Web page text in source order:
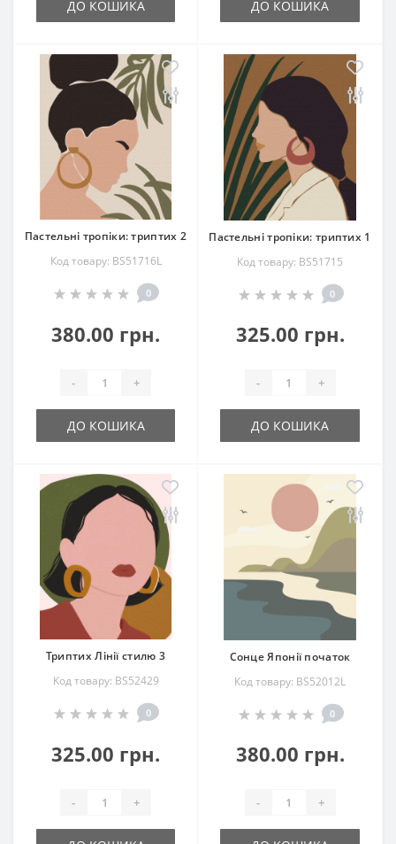
ДО КОШИКА ДО КОШИКА
Пастельні тропіки: триптих 2
Код товару: BS51716L
0
380.00 грн.
- +
ДО КОШИКА
Пастельні тропіки: триптих 1
Код товару: BS51715
0
325.00 грн.
- +
ДО КОШИКА
Триптих Лінії стилю 3
Код товару: BS52429
0
325.00 грн.
- +
Сонце Японії початок
Код товару: BS52012L
0
380.00 грн.
- +